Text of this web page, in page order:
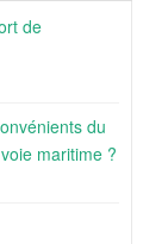
de
du
maritime ?